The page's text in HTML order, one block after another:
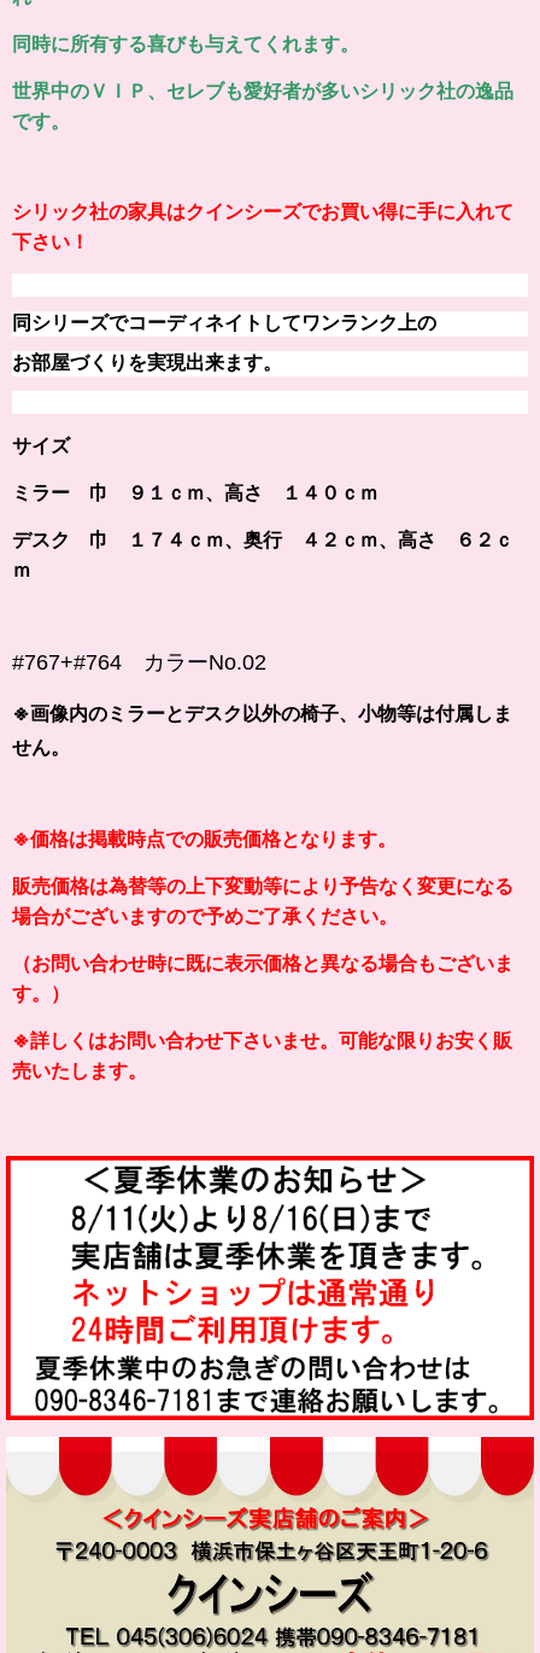
同時に所有する喜びも与えてくれます。
世界中のＶＩＰ、セレブも愛好者が多いシリック社の逸品
です。
シリック社の家具はクインシーズでお買い得に手に入れて
下さい！
同シリーズでコーディネイトしてワンランク上の
お部屋づくりを実現出来ます。
サイズ
ミラー 巾 ９１ｃｍ、高さ １４０ｃｍ
デスク 巾 １７４ｃｍ、奥行 ４２ｃｍ、高さ ６２ｃ
ｍ
#767+#764 カラーNo.02
※画像内のミラーとデスク以外の椅子、小物等は付属しま
せん。
※価格は掲載時点での販売価格となります。
販売価格は為替等の上下変動等により予告なく変更になる
場合がございますので予めご了承ください。
（お問い合わせ時に既に表示価格と異なる場合もございま
す。）
※詳しくはお問い合わせ下さいませ。可能な限りお安く販
売いたします。